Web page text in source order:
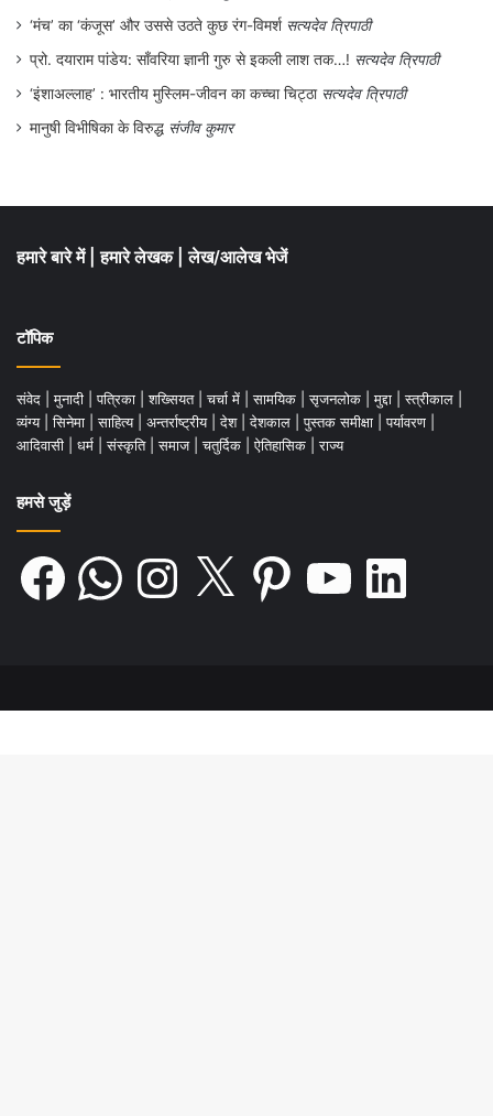
‘मंच’ का ‘कंजूस’ और उससे उठते कुछ रंग-विमर्श सत्यदेव त्रिपाठी
प्रो. दयाराम पांडेय: साँवरिया ज्ञानी गुरु से इकली लाश तक…! सत्यदेव त्रिपाठी
‘इंशाअल्लाह’ : भारतीय मुस्लिम-जीवन का कच्चा चिट्ठा सत्यदेव त्रिपाठी
मानुषी विभीषिका के विरुद्ध संजीव कुमार
हमारे बारे में हमारे लेखक लेख/आलेख भेजें
टॉपिक
संवेद मुनादी पत्रिका शख्सियत चर्चा में सामयिक सृजनलोक मुद्दा स्त्रीकाल
व्यंग्य
सिनेमा साहित्य अन्तर्राष्ट्रीय देश देशकाल पुस्तक समीक्षा पर्यावरण
आदिवासी
धर्म संस्कृति समाज चतुर्दिक ऐतिहासिक राज्य
हमसे जुड़ें
Facebook WhatsAppInstagram Pinterest LinkedIn